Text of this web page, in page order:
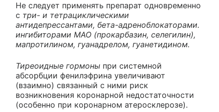
Не следует применять препарат одновременно
с три- и тетрациклическими
антидепрессантами, бета-адреноблокаторами.
ингибиторами МАО (прокарбазин, селегилин),
мапротилином, гуанадрелом, гуанетидином.
Тиреоидные гормоны при системной
абсорбции фенилэфрина увеличивают
(взаимно) связанный с ними риск
возникновения коронарной недостаточности
(особенно при коронарном атеросклерозе).